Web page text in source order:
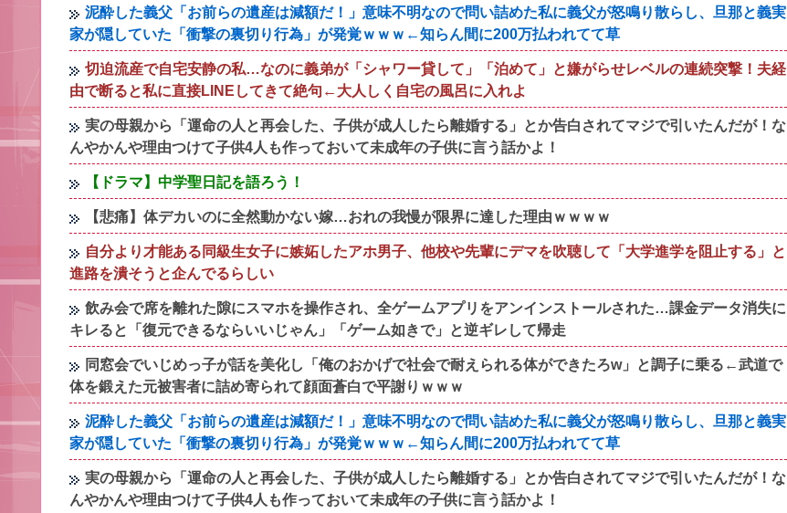
泥酔した義父「お前らの遺産は減額だ！」意味不明なので問い詰めた私に義父が怒鳴り散らし、旦那と義実
家が隠していた「衝撃の裏切り行為」が発覚ｗｗｗ←知らん間に200万払われてて草
切迫流産で自宅安静の私…なのに義弟が「シャワー貸して」「泊めて」と嫌がらせレベルの連続突撃！夫経
由で断ると私に直接LINEしてきて絶句←大人しく自宅の風呂に入れよ
実の母親から「運命の人と再会した、子供が成人したら離婚する」とか告白されてマジで引いたんだが！な
んやかんや理由つけて子供4人も作っておいて未成年の子供に言う話かよ！
【ドラマ】中学聖日記を語ろう！
【悲痛】体デカいのに全然動かない嫁…おれの我慢が限界に達した理由ｗｗｗｗ
自分より才能ある同級生女子に嫉妬したアホ男子、他校や先輩にデマを吹聴して「大学進学を阻止する」と
進路を潰そうと企んでるらしい
飲み会で席を離れた隙にスマホを操作され、全ゲームアプリをアンインストールされた…課金データ消失に
キレると「復元できるならいいじゃん」「ゲーム如きで」と逆ギレして帰走
同窓会でいじめっ子が話を美化し「俺のおかげで社会で耐えられる体ができたろw」と調子に乗る←武道で
体を鍛えた元被害者に詰め寄られて顔面蒼白で平謝りｗｗｗ
泥酔した義父「お前らの遺産は減額だ！」意味不明なので問い詰めた私に義父が怒鳴り散らし、旦那と義実
家が隠していた「衝撃の裏切り行為」が発覚ｗｗｗ←知らん間に200万払われてて草
実の母親から「運命の人と再会した、子供が成人したら離婚する」とか告白されてマジで引いたんだが！な
んやかんや理由つけて子供4人も作っておいて未成年の子供に言う話かよ！